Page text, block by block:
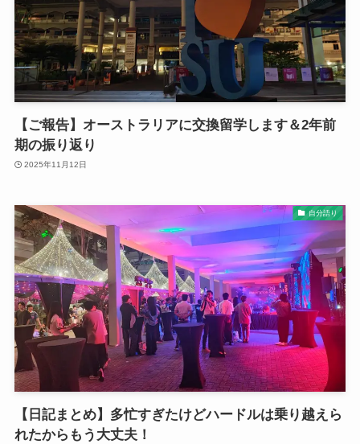
【ご報告】オーストラリアに交換留学します＆2年前
期の振り返り
2025年11月12日
自分語り
【日記まとめ】多忙すぎたけどハードルは乗り越えら
れたからもう大丈夫！